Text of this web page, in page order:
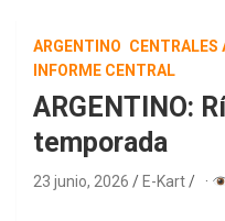
ARGENTINO CENTRALES
INFORME CENTRAL
ARGENTINO:
temporada
23 junio, 2026 E-Kart ·